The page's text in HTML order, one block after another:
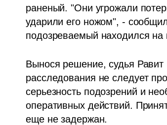
раненый. "Они угрожали
ударили его ножом", -
подозреваемый находился
Вынося решение, судья
расследования не следует
серьезность подозрений и
оперативных действий.
еще не задержан.